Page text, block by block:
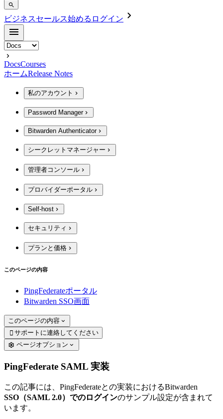
ビジネスセールス始める ログイン
DocsCourses
ホームRelease Notes
私のアカウント
Password Manager
Bitwarden Authenticator
シークレットマネージャー
管理者コンソール
プロバイダーポータル
Self-host
セキュリティ
プランと価格
このページの内容
PingFederateポータル
Bitwarden SSO画面
このページの内容
 サポートに連絡してください
ページオプション
PingFederate SAML 実装
この記事には、PingFederateとの実装におけるBitwarden
SSO（SAML 2.0）でのログインのサンプル設定が含まれて
います。